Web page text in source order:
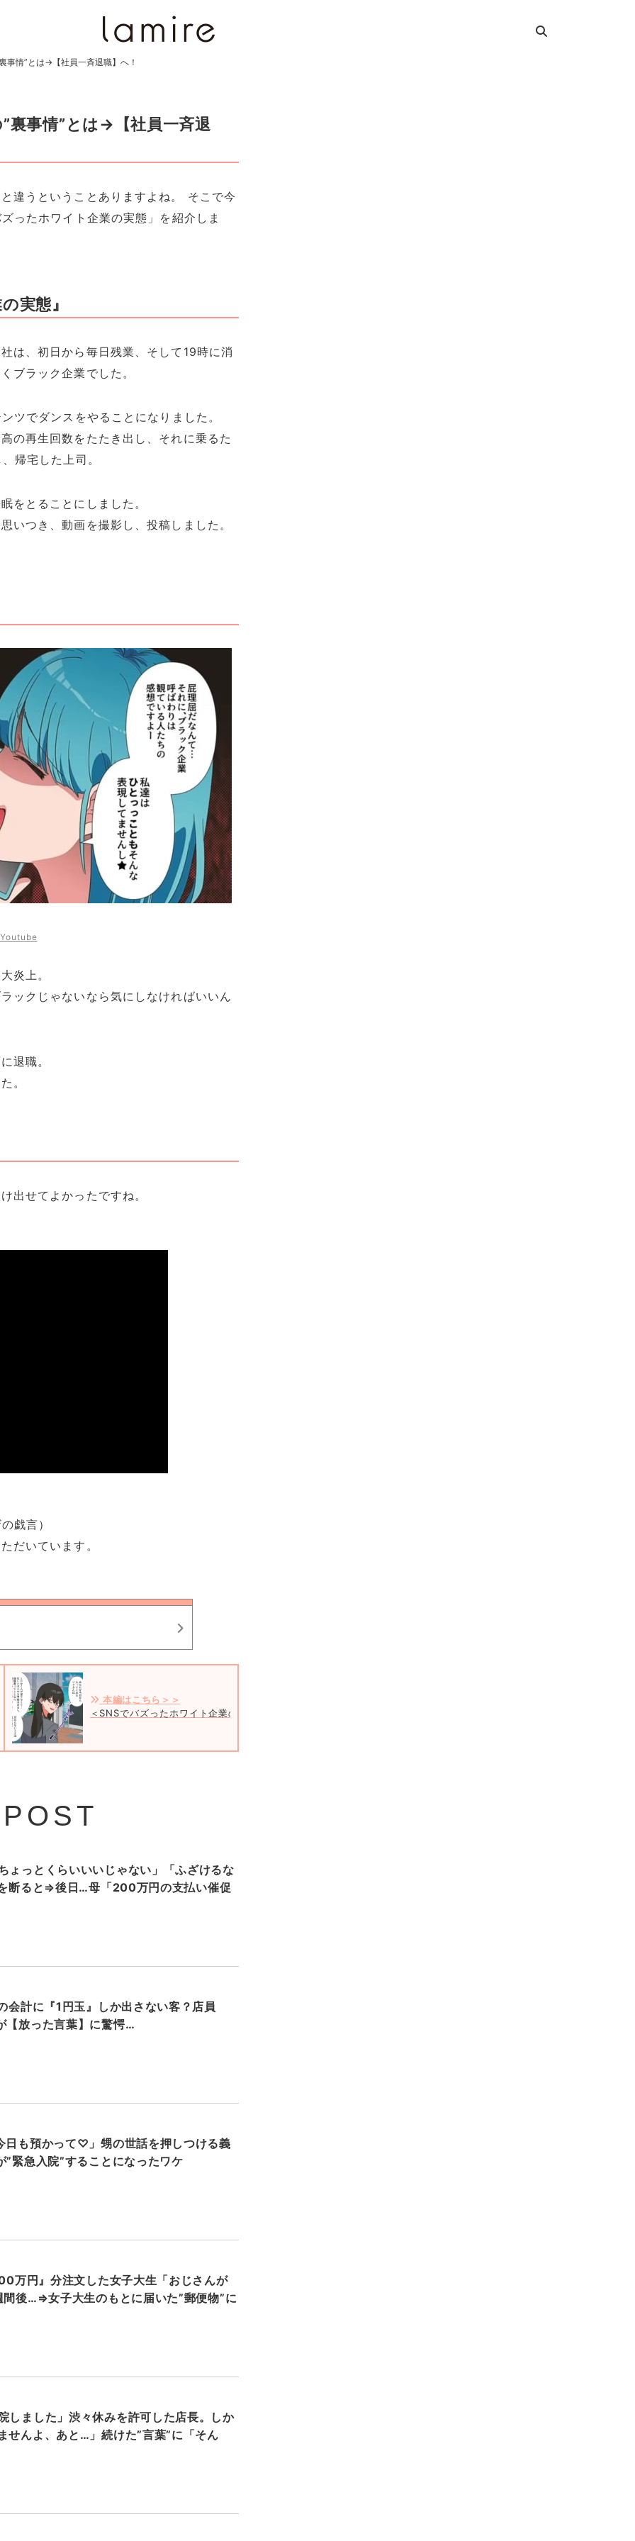
事情”とは→【社員一斉退職】へ！
裏事情”とは→【社員一斉退
違うということありますよね。 そこで今
ったホワイト企業の実態」を紹介しま
実態』
は、初日から毎日残業、そして19時に消
ブラック企業でした。
ツでダンスをやることになりました。
の再生回数をたたき出し、それに乗るた
帰宅した上司。
をとることにしました。
いつき、動画を撮影し、投稿しました。
炎上。
ックじゃないなら気にしなければいいん
退職。
。
出せてよかったですね。
戯言）
だいています。
本編はこちら＞＞
＜SNSでバズったホワイト企業の実態＃1＞
ょっとくらいいいじゃない」「ふざけるな
断ると⇒後日…母「200万円の支払い催促
計に『1円玉』しか出さない客？店員
放った言葉】に驚愕…
日も預かって♡」甥の世話を押しつける義
緊急入院”することになったワケ
万円』分注文した女子大生「おじさんが
間後…⇒女子大生のもとに届いた”郵便物”に
しました」渋々休みを許可した店長。しか
せんよ、あと…」続けた”言葉”に「そん